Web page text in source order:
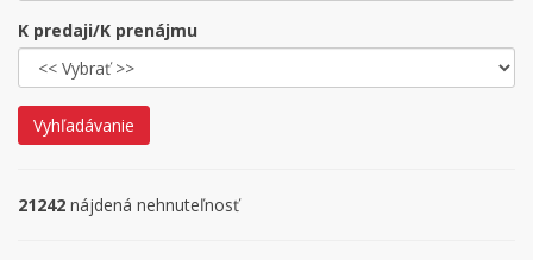
K predaji/K prenájmu
Vyhľadávanie
21242 nájdená nehnuteľnosť